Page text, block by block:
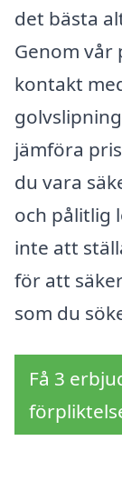
det bästa
Genom vår
kontakt
jämföra
du vara
och pålitlig
inte att
för att
som du
Få 3